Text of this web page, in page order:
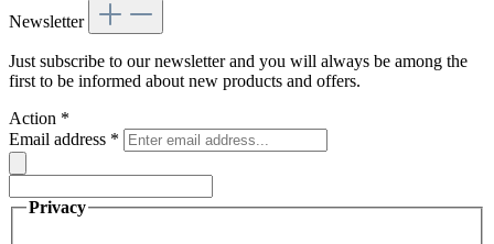
Newsletter
Just subscribe to our newsletter and you will always be among the
first to be informed about new products and offers.
Action *
Email address *
Privacy